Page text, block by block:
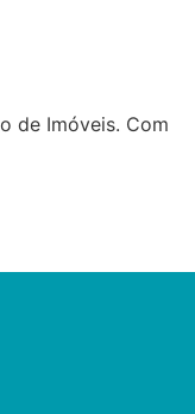
de Imóveis. Com